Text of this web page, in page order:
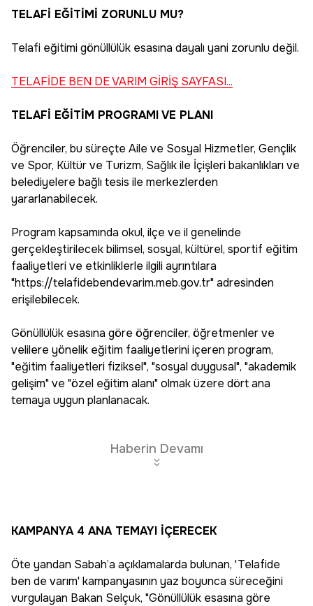
TELAFİ EĞİTİMİ ZORUNLU MU?
Telafi eğitimi gönüllülük esasına dayalı yani zorunlu değil.
TELAFİDE BEN DE VARIM GİRİŞ SAYFASI...
TELAFİ EĞİTİM PROGRAMI VE PLANI
Öğrenciler, bu süreçte Aile ve Sosyal Hizmetler, Gençlik
ve Spor, Kültür ve Turizm, Sağlık ile İçişleri bakanlıkları ve
belediyelere bağlı tesis ile merkezlerden
yararlanabilecek.
Program kapsamında okul, ilçe ve il genelinde
gerçekleştirilecek bilimsel, sosyal, kültürel, sportif eğitim
faaliyetleri ve etkinliklerle ilgili ayrıntılara
"https://telafidebendevarim.meb.gov.tr" adresinden
erişilebilecek.
Gönüllülük esasına göre öğrenciler, öğretmenler ve
velilere yönelik eğitim faaliyetlerini içeren program,
"eğitim faaliyetleri fiziksel", "sosyal duygusal", "akademik
gelişim" ve "özel eğitim alanı" olmak üzere dört ana
temaya uygun planlanacak.
Haberin Devamı
KAMPANYA 4 ANA TEMAYI İÇERECEK
Öte yandan Sabah’a açıklamalarda bulunan, 'Telafide
ben de varım' kampanyasının yaz boyunca süreceğini
vurgulayan Bakan Selçuk, "Gönüllülük esasına göre